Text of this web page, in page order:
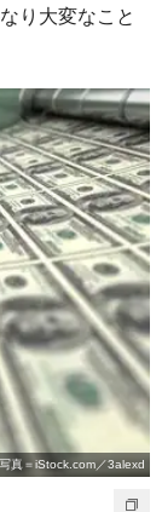
り大変なこと
写真＝iStock.com／3alexd